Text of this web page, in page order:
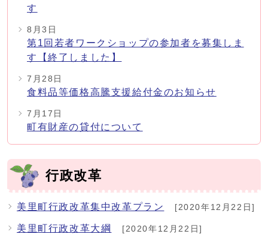
す
8月3日
第1回若者ワークショップの参加者を募集しま
す【終了しました】
7月28日
食料品等価格高騰支援給付金のお知らせ
7月17日
町有財産の貸付について
行政改革
美里町行政改革集中改革プラン [2020年12月22日]
美里町行政改革大綱 [2020年12月22日]